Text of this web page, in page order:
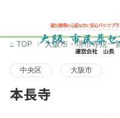
TOP 大阪市・堺市寺院一
中央区 大阪市
本長寺